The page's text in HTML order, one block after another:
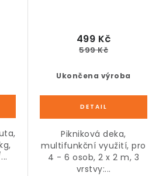
Ukončena výroba
499 Kč
599 Kč
Pikniková deka,
multifunkční využití, pro
4 - 6 osob, 2 x 2 m, 3
vrstvy:...